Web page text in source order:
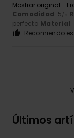
Mostrar original -
Comodidad: 5/5
perfecta Material:
Recomiendo
Últimos